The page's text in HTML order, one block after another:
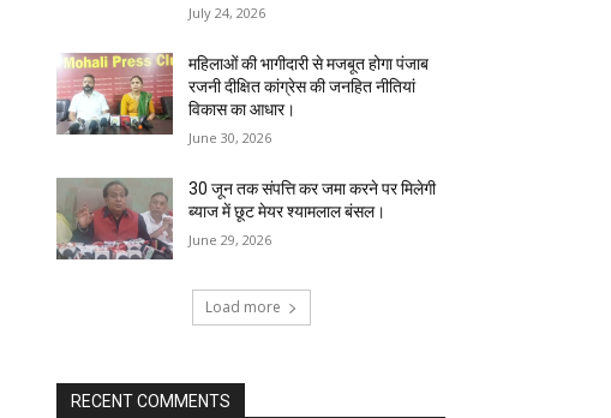
July 24, 2026
महिलाओं की भागीदारी से मजबूत होगा पंजाब
रजनी दीक्षित कांग्रेस की जनहित नीतियां
विकास का आधार।
June 30, 2026
30 जून तक संपत्ति कर जमा करने पर मिलेगी
ब्याज में छूट मेयर श्यामलाल बंसल।
June 29, 2026
Load more
RECENT COMMENTS